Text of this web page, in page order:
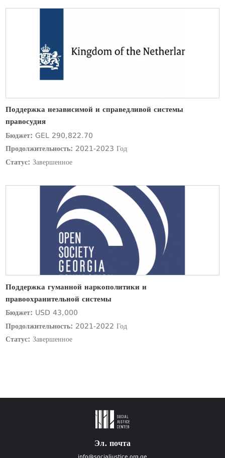
Поддержка независимой и справедливой системы
правосудия
Бюджет: GEL 290,822.70
Продолжительность: 2021-2023 Год
Статус:Завершенное
Поддержка гуманной наркополитики и
правоохранительной системы
Бюджет: USD 43,000
Продолжительность: 2021-2022 Год
Статус:Завершенное
Эл. почта